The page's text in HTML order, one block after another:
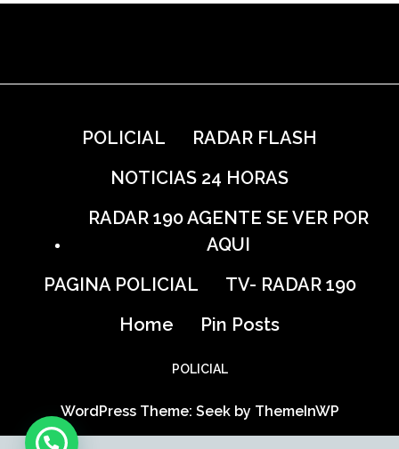
POLICIAL
RADAR FLASH
NOTICIAS 24 HORAS
RADAR 190 AGENTE SE VER POR
AQUI
PAGINA POLICIAL
TV- RADAR 190
Home
Pin Posts
POLICIAL
WordPress Theme: Seek by ThemeInWP